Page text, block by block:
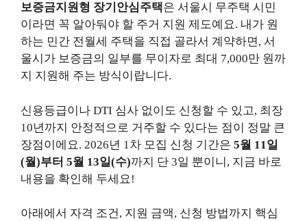
보증금지원형 장기안심주택은 서울시 무주택 시민
이라면 꼭 알아둬야 할 주거 지원 제도예요. 내가 원
하는 민간 전월세 주택을 직접 골라서 계약하면, 서
울시가 보증금의 일부를 무이자로 최대 7,000만 원까
지 지원해 주는 방식이랍니다.
신용등급이나 DTI 심사 없이도 신청할 수 있고, 최장
10년까지 안정적으로 거주할 수 있다는 점이 정말 큰
장점이에요. 2026년 1차 모집 신청 기간은 5월 11일
(월)부터 5월 13일(수)까지 단 3일 뿐이니, 지금 바로
내용을 확인해 두세요!
아래에서 자격 조건, 지원 금액, 신청 방법까지 핵심